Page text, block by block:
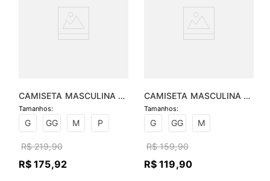
CAMISETA MASCULINA
MALHA RECORTE OMBRO
G
GG M P
R$ 219,90
R$ 175,92
CAMISETA MASCULINA
MALHA SILK PUFF
G
GG M
R$ 159,90
R$ 119,90